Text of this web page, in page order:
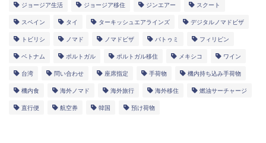
ジョージア生活 ジョージア移住 ジンエアー スクート
スペイン タイ ターキッシュエアラインズ デジタルノマドビザ
トビリシ ノマド ノマドビザ バトゥミ フィリピン
ベトナム ポルトガル ポルトガル移住 メキシコ ワイン
台湾 問い合わせ 座席指定 手荷物 機内持ち込み手荷物
機内食 海外ノマド 海外旅行 海外移住 燃油サーチャージ
直行便 航空券 韓国 預け荷物